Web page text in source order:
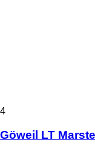
4
Göweil LT